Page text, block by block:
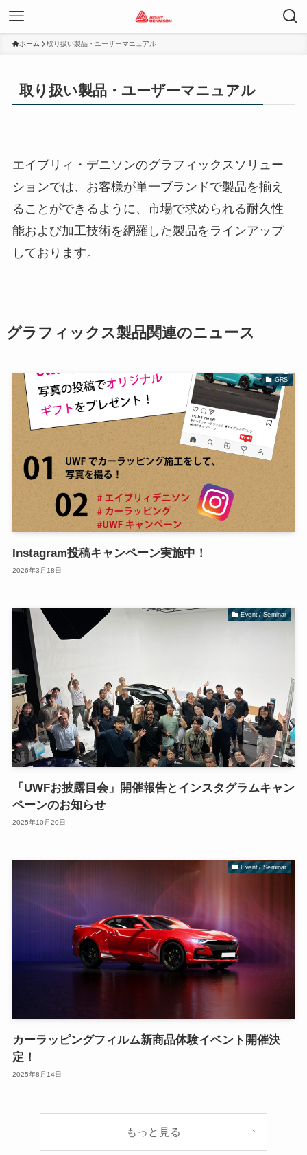
ホーム 取り扱い製品・ユーザーマニュアル
取り扱い製品・ユーザーマニュアル
エイブリィ・デニソンのグラフィックスソリュー
ションでは、お客様が単一ブランドで製品を揃え
ることができるように、市場で求められる耐久性
能および加工技術を網羅した製品をラインアップ
しております。
グラフィックス製品関連のニュース
GRS
Instagram投稿キャンペーン実施中！
2026年3月18日
Event / Seminar
「UWFお披露目会」開催報告とインスタグラムキャン
ペーンのお知らせ
2025年10月20日
Event / Seminar
カーラッピングフィルム新商品体験イベント開催決
定！
2025年8月14日
もっと見る